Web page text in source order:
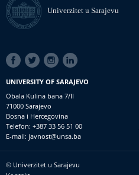
Univerzitet u Sarajevu
SOCIAL
LINKS
UNIVERSITY OF SARAJEVO
Obala Kulina bana 7/II
71000 Sarajevo
Bosna i Hercegovina
Telefon: +387 33 56 51 00
E-mail: javnost@unsa.ba
Footer
© Univerzitet u Sarajevu